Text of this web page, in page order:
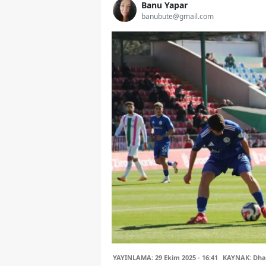
Banu Yapar
banubute@gmail.com
YAYINLAMA: 29 Ekim 2025 - 16:41 KAYNAK: Dha